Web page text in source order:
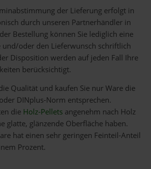
der Lieferung erfolgt in
durch unseren Partnerhändler in
Bestellung können Sie lediglich eine
und/oder den Lieferwunsch schriftlich
Disposition werden auf jeden Fall Ihre
berücksichtigt.
Qualität und kaufen Sie nur Ware die
DINplus-Norm entsprechen.
die Holz-Pellets angenehm nach Holz
glatte, glänzende Oberfläche haben.
hat einen sehr geringen Feinteil-Anteil
Prozent.